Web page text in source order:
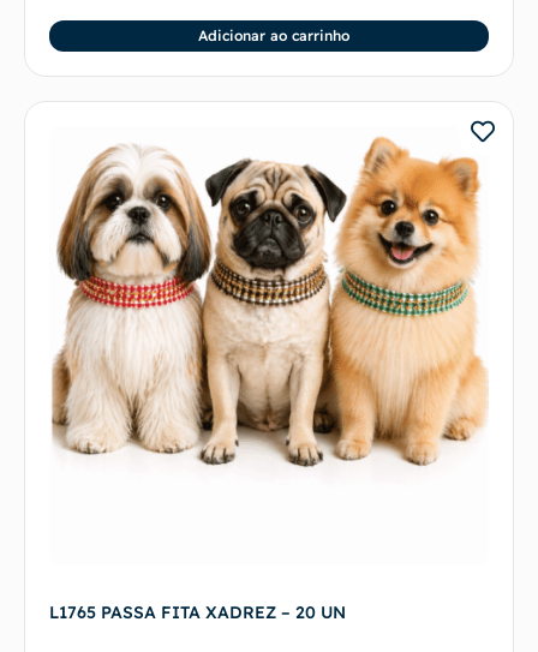
Adicionar ao carrinho
L1765 PASSA FITA XADREZ – 20 UN